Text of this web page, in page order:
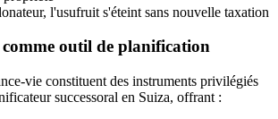
l'usufruit s'éteint sans nouvelle taxation
outil de planification
vie constituent des instruments privilégiés
successoral en Suiza, offrant :